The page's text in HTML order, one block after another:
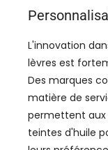
L'innovation
lèvres est
Des marques
matière de
permettent aux
teintes d'huile